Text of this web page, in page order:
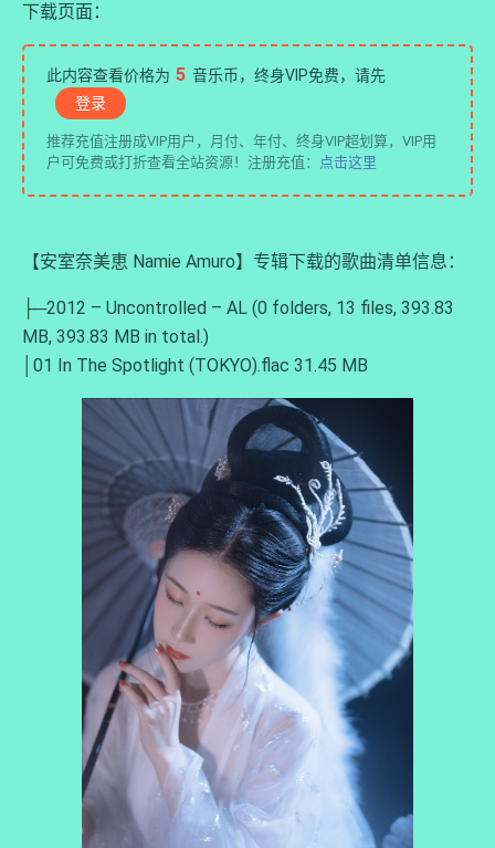
下载页面：
此内容查看价格为 5 音乐币，终身VIP免费，请先
登录
推荐充值注册成VIP用户，月付、年付、终身VIP超划算，VIP用
户可免费或打折查看全站资源！注册充值：
点击这里
【安室奈美恵 Namie Amuro】专辑下载的歌曲清单信息：
├─2012 – Uncontrolled – AL (0 folders, 13 files, 393.83
MB, 393.83 MB in total.)
│01 In The Spotlight (TOKYO).flac 31.45 MB